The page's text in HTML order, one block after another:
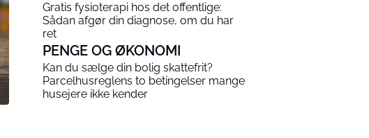
Gratis fysioterapi hos det offentlige:
Sådan afgør din diagnose, om du har
ret
PENGE OG ØKONOMI
Kan du sælge din bolig skattefrit?
Parcelhusreglens to betingelser mange
husejere ikke kender